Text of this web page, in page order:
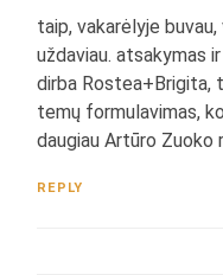
taip, vakarėlyje
uždaviau. atsakymas
dirba Rostea+Brigita,
temų formulavimas,
daugiau Artūro Zuoko
REPLY